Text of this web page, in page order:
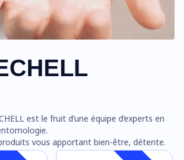
est le fruit d’une équipe d’experts en
vous apportant bien-être, détente.